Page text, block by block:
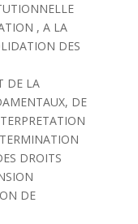
, A LA
DES
DE LA
DE
DROITS
DE